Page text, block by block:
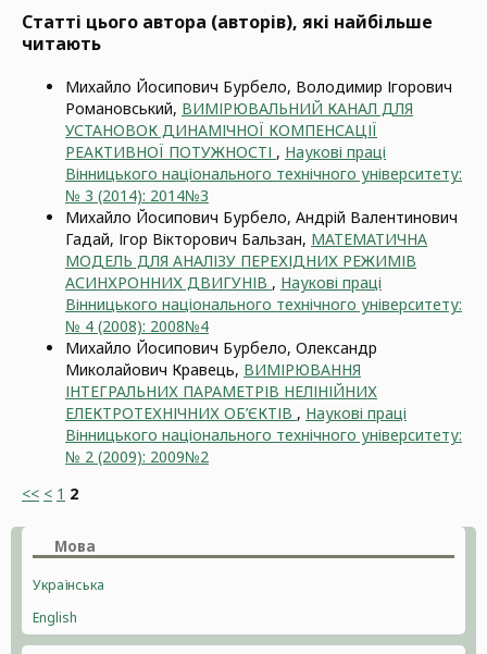
Статті цього автора (авторів), які найбільше
читають
Михайло Йосипович Бурбело, Володимир Ігорович
Романовський, ВИМІРЮВАЛЬНИЙ КАНАЛ ДЛЯ
УСТАНОВОК ДИНАМІЧНОЇ КОМПЕНСАЦІЇ
РЕАКТИВНОЇ ПОТУЖНОСТІ , Наукові праці
Вінницького національного технічного університету:
№ 3 (2014): 2014№3
Михайло Йосипович Бурбело, Андрій Валентинович
Гадай, Ігор Вікторович Бальзан, МАТЕМАТИЧНА
МОДЕЛЬ ДЛЯ АНАЛІЗУ ПЕРЕХІДНИХ РЕЖИМІВ
АСИНХРОННИХ ДВИГУНІВ , Наукові праці
Вінницького національного технічного університету:
№ 4 (2008): 2008№4
Михайло Йосипович Бурбело, Олександр
Миколайович Кравець, ВИМІРЮВАННЯ
ІНТЕГРАЛЬНИХ ПАРАМЕТРІВ НЕЛІНІЙНИХ
ЕЛЕКТРОТЕХНІЧНИХ ОБ’ЄКТІВ , Наукові праці
Вінницького національного технічного університету:
№ 2 (2009): 2009№2
<< < 1 2
Мова
Українська
English